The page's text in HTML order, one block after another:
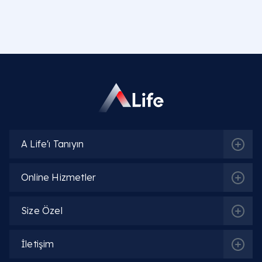
Küçük tansiyonu (diastolik) ne düşürür?
Limon suyu ve sarımsak tansiyonu gerçekten
tansiyonu düşürür mü?
Yüksek tansiyona ne iyi gelir?
A Life'ı Tanıyın
Online Hizmetler
Size Özel
İletişim